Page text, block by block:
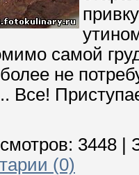
самой
не
Все!
3448 |
(0)